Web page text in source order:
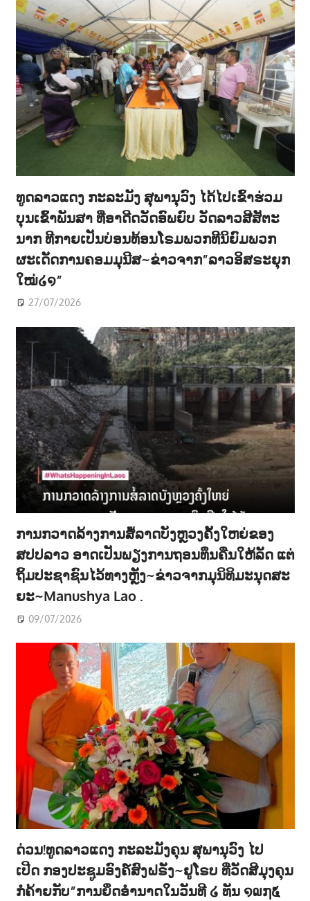
ທູດລາວແດງ ກະລະມັງ ສຸພານຸວົງ ໄດ້ໄປເຂົ້າຮ່ວມ
ບຸນເຂົ້າພັນສາ ທີ່ອາດີດວັດອົພຍົບ ວັດລາວສີສັຕະ
ນາກ ທີກາຍເປັນບ່ອນທ້ອນໂຣມພວກທີນິຍົມພວກ
ຜະເດັດການຄອມມຸນີສ~ຂ່າວຈາກ”ລາວອິສຣະຍຸກ
ໃໝ່໒໑”
27/07/2026
ການກວາດລ້າງການສໍ້ລາດບັງຫຼວງຄັ້ງໃຫຍ່ຂອງ
ສປປລາວ ອາດເປັນພຽງການຖອນທຶນຄືນໃຫ້ລັດ ແຕ່
ຖິ້ມປະຊາຊົນໄວ້ທາງຫຼັງ~ຂ່າວຈາກມຸນິທິມະນຸດສະ
ຍະ~Manushya Lao .
09/07/2026
ດ່ວນ!ທູດລາວແດງ ກະລະມັງຄຸນ ສຸພານຸວົງ ໄປ
ເປີດ ກອງປະຊູມອົງຄ໌ສົງຝຣັ່ງ~ຢູໂຣບ ທີ່ວັດສີມຸງຄຸນ
ກໍຄ້າຍກັບ”ການຍຶດອຳນາດໃນວັນທີ ໒ ທັນ ໑໙໗໕